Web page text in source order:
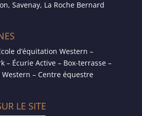
Savenay, La Roche Bernard
d’équitation Western –
– Écurie Active – Box-terrasse –
Western – Centre équestre
LE SITE